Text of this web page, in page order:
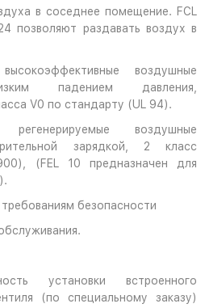
в соседнее помещение. FCL
позволяют раздавать воздух в
воздушные
падением давления,
V0 по стандарту (UL 94).
регенерируемые воздушные
зарядкой, 2 класс
(FEL 10 предназначен для
безопасности
установки встроенного
(по специальному заказу)